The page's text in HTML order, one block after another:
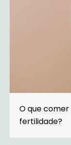
O que
fertilidade?